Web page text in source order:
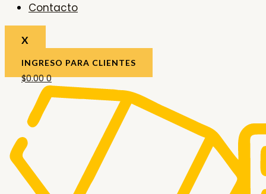
Contacto
X
INGRESO PARA CLIENTES
$0.00 0